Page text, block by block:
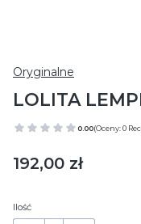
Oryginalne
LOLITA
0.00(Oceny: 0
Cena
192,00 zł
Ilość